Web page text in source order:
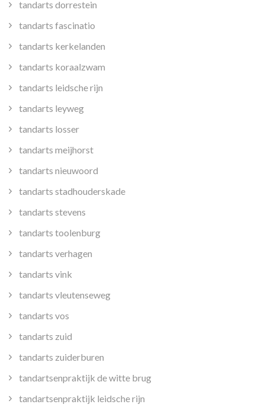
tandarts dorrestein
tandarts fascinatio
tandarts kerkelanden
tandarts koraalzwam
tandarts leidsche rijn
tandarts leyweg
tandarts losser
tandarts meijhorst
tandarts nieuwoord
tandarts stadhouderskade
tandarts stevens
tandarts toolenburg
tandarts verhagen
tandarts vink
tandarts vleutenseweg
tandarts vos
tandarts zuid
tandarts zuiderburen
tandartsenpraktijk de witte brug
tandartsenpraktijk leidsche rijn